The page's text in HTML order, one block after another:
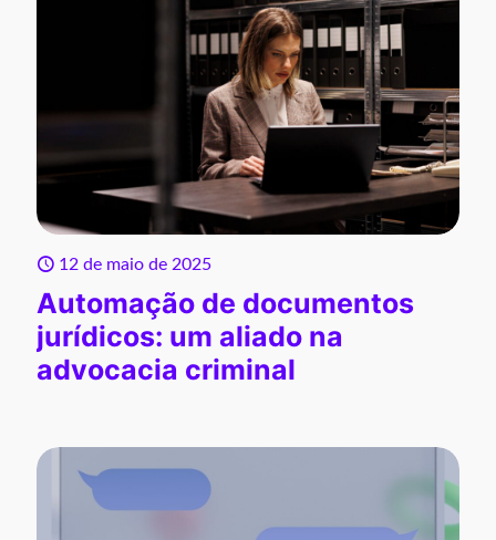
12 de maio de 2025
Automação de documentos
jurídicos: um aliado na
advocacia criminal